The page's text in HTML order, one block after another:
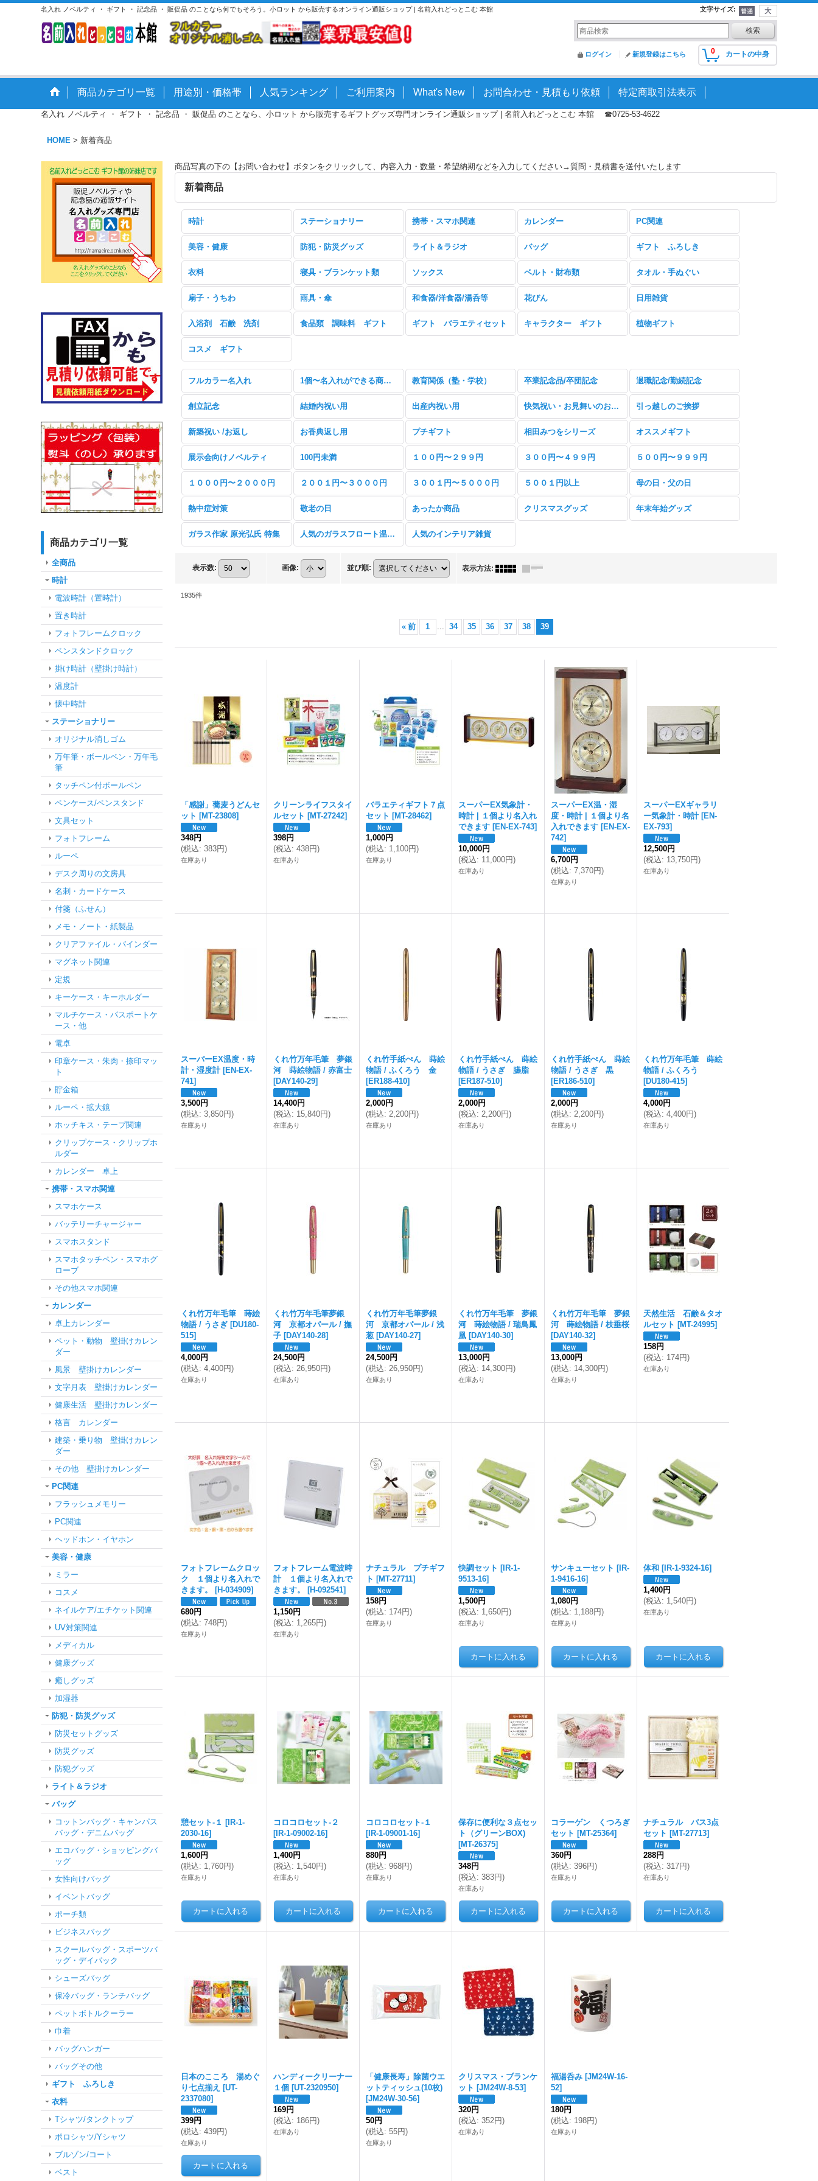
名入れ ノベルティ ・ ギフト ・ 記念品 ・ 販促品 のことなら何でもそろう。小ロット から販売するオンライン通販ショップ | 名前入れどっとこむ 本館 文字サイズ:
0 カートの中身
ログイン 新規登録はこちら
商品カテゴリ一覧 用途別・価格帯 人気ランキング ご利用案内 What's New お問合わせ・見積もり依頼 特定商取引法表示
名入れ ノベルティ ・ ギフト ・ 記念品 ・ 販促品 のことなら、小ロット から販売するギフトグッズ専門オンライン通販ショップ | 名前入れどっとこむ 本館 ☎0725-53-4622
HOME > 新着商品
商品カテゴリ一覧
全商品
時計
電波時計（置時計）
置き時計
フォトフレームクロック
ペンスタンドクロック
掛け時計（壁掛け時計）
温度計
懐中時計
ステーショナリー
オリジナル消しゴム
万年筆・ボールペン・万年毛
筆
タッチペン付ボールペン
ペンケース/ペンスタンド
文具セット
フォトフレーム
ルーペ
デスク周りの文房具
名刺・カードケース
付箋（ふせん）
メモ・ノート・紙製品
クリアファイル・バインダー
マグネット関連
定規
キーケース・キーホルダー
マルチケース・パスポートケ
ース・他
電卓
印章ケース・朱肉・捺印マッ
ト
貯金箱
ルーペ・拡大鏡
ホッチキス・テープ関連
クリップケース・クリップホ
ルダー
カレンダー 卓上
携帯・スマホ関連
スマホケース
バッテリーチャージャー
スマホスタンド
スマホタッチペン・スマホグ
ローブ
その他スマホ関連
カレンダー
卓上カレンダー
ペット・動物 壁掛けカレン
ダー
風景 壁掛けカレンダー
文字月表 壁掛けカレンダー
健康生活 壁掛けカレンダー
格言 カレンダー
建築・乗り物 壁掛けカレン
ダー
その他 壁掛けカレンダー
PC関連
フラッシュメモリー
PC関連
ヘッドホン・イヤホン
美容・健康
ミラー
コスメ
ネイルケア/エチケット関連
UV対策関連
メディカル
健康グッズ
癒しグッズ
加湿器
防犯・防災グッズ
防災セットグッズ
防災グッズ
防犯グッズ
ライト＆ラジオ
バッグ
コットンバッグ・キャンパス
バッグ・デニムバッグ
エコバッグ・ショッピングバ
ッグ
女性向けバッグ
イベントバッグ
ポーチ類
ビジネスバッグ
スクールバッグ・スポーツバ
ッグ・デイパック
シューズバッグ
保冷バッグ・ランチバッグ
ペットボトルクーラー
巾着
バッグハンガー
バッグその他
ギフト ふろしき
衣料
Tシャツ/タンクトップ
ポロシャツ/Yシャツ
ブルゾン/コート
ベスト
商品写真の下の【お問い合わせ】ボタンをクリックして、内容入力・数量・希望納期などを入力してください→質問・見積書を送付いたします
新着商品
時計 ステーショナリー 携帯・スマホ関連 カレンダー PC関連
美容・健康 防犯・防災グッズ ライト＆ラジオ バッグ ギフト ふろしき
衣料 寝具・ブランケット類 ソックス ベルト・財布類 タオル・手ぬぐい
扇子・うちわ 雨具・傘 和食器/洋食器/湯呑等 花びん 日用雑貨
入浴剤 石鹸 洗剤 食品類 調味料 ギフト ギフト バラエティセット キャラクター ギフト 植物ギフト
コスメ ギフト
フルカラー名入れ 1個〜名入れができる商品特集 教育関係（塾・学校） 卒業記念品/卒団記念 退職記念/勤続記念
創立記念 結婚内祝い用 出産内祝い用 快気祝い・お見舞いのお返し 引っ越しのご挨拶
新築祝い /お返し お香典返し用 プチギフト 相田みつをシリーズ オススメギフト
展示会向けノベルティ 100円未満 １００円〜２９９円 ３００円〜４９９円 ５００円〜９９９円
１０００円〜２０００円 ２００１円〜３０００円 ３００１円〜５０００円 ５００１円以上 母の日・父の日
熱中症対策 敬老の日 あったか商品 クリスマスグッズ 年末年始グッズ
ガラス作家 原光弘氏 特集 人気のガラスフロート温度計 人気のインテリア雑貨
表示数: 画像: 並び順: 表示方法:
1935件
« 前 1 ... 34 35 36 37 38 39
「感謝」蕎麦うどんセ
ット [MT-23808]
348円
(税込: 383円)
在庫あり
クリーンライフスタイ
ルセット [MT-27242]
398円
(税込: 438円)
在庫あり
バラエティギフト７点
セット [MT-28462]
1,000円
(税込: 1,100円)
在庫あり
スーパーEX気象計・
時計 | １個より名入れ
できます [EN-EX-743]
10,000円
(税込: 11,000円)
在庫あり
スーパーEX温・湿
度・時計 | １個より名
入れできます [EN-EX-
742]
6,700円
(税込: 7,370円)
在庫あり
スーパーEXギャラリ
ー気象計・時計 [EN-
EX-793]
12,500円
(税込: 13,750円)
在庫あり
スーパーEX温度・時
計・湿度計 [EN-EX-
741]
3,500円
(税込: 3,850円)
在庫あり
くれ竹万年毛筆 夢銀
河 蒔絵物語 / 赤富士
[DAY140-29]
14,400円
(税込: 15,840円)
在庫あり
くれ竹手紙ぺん 蒔絵
物語 / ふくろう 金
[ER188-410]
2,000円
(税込: 2,200円)
在庫あり
くれ竹手紙ぺん 蒔絵
物語 / うさぎ 臙脂
[ER187-510]
2,000円
(税込: 2,200円)
在庫あり
くれ竹手紙ぺん 蒔絵
物語 / うさぎ 黒
[ER186-510]
2,000円
(税込: 2,200円)
在庫あり
くれ竹万年毛筆 蒔絵
物語 / ふくろう
[DU180-415]
4,000円
(税込: 4,400円)
在庫あり
くれ竹万年毛筆 蒔絵
物語 / うさぎ [DU180-
515]
4,000円
(税込: 4,400円)
在庫あり
くれ竹万年毛筆夢銀
河 京都オパール / 撫
子 [DAY140-28]
24,500円
(税込: 26,950円)
在庫あり
くれ竹万年毛筆夢銀
河 京都オパール / 浅
葱 [DAY140-27]
24,500円
(税込: 26,950円)
在庫あり
くれ竹万年毛筆 夢銀
河 蒔絵物語 / 瑞鳥鳳
凰 [DAY140-30]
13,000円
(税込: 14,300円)
在庫あり
くれ竹万年毛筆 夢銀
河 蒔絵物語 / 枝垂桜
[DAY140-32]
13,000円
(税込: 14,300円)
在庫あり
天然生活 石鹸＆タオ
ルセット [MT-24995]
158円
(税込: 174円)
在庫あり
フォトフレームクロッ
ク １個より名入れで
きます。
[H-034909]
680円
(税込: 748円)
在庫あり
フォトフレーム電波時
計 １個より名入れで
きます。
[H-092541]
1,150円
(税込: 1,265円)
在庫あり
ナチュラル プチギフ
ト [MT-27711]
158円
(税込: 174円)
在庫あり
快調セット [IR-1-
9513-16]
1,500円
(税込: 1,650円)
在庫あり
サンキューセット [IR-
1-9416-16]
1,080円
(税込: 1,188円)
在庫あり
体和 [IR-1-9324-16]
1,400円
(税込: 1,540円)
在庫あり
憩セット-１ [IR-1-
2030-16]
1,600円
(税込: 1,760円)
在庫あり
コロコロセット-２
[IR-1-09002-16]
1,400円
(税込: 1,540円)
在庫あり
コロコロセット-１
[IR-1-09001-16]
880円
(税込: 968円)
在庫あり
保存に便利な３点セッ
ト（グリーンBOX)
[MT-26375]
348円
(税込: 383円)
在庫あり
コラーゲン くつろぎ
セット [MT-25364]
360円
(税込: 396円)
在庫あり
ナチュラル バス3点
セット [MT-27713]
288円
(税込: 317円)
在庫あり
日本のこころ 湯めぐ
り七点揃え [UT-
2337080]
399円
(税込: 439円)
在庫あり
ハンディークリーナー
１個 [UT-2320950]
169円
(税込: 186円)
在庫あり
「健康長寿」除菌ウエ
ットティッシュ(10枚)
[JM24W-30-56]
50円
(税込: 55円)
在庫あり
クリスマス・ブランケ
ット [JM24W-8-53]
320円
(税込: 352円)
在庫あり
福湯呑み [JM24W-16-
52]
180円
(税込: 198円)
在庫あり